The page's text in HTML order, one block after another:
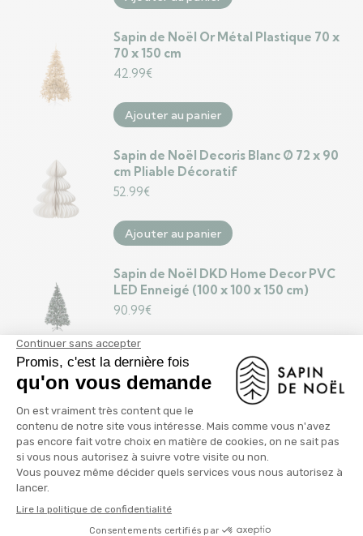
Sapin de Noël Or Métal Plastique 70 x
70 x 150 cm
42.99€
Ajouter au panier
Sapin de Noël Decoris Blanc Ø 72 x 90
cm Pliable Décoratif
52.99€
Ajouter au panier
Sapin de Noël DKD Home Decor PVC
LED Enneigé (100 x 100 x 150 cm)
90.99€
Ajouter au panier
Sapin de Noël Tour Étoile Doré Métal
Plastique 39 x 186 x 39 cm (4 Unités)
71.99€
Ajouter au panier
Sapin de Noël Tour Rouge Métal
Plastique 39 x 186 x 39 cm (4 Unités)